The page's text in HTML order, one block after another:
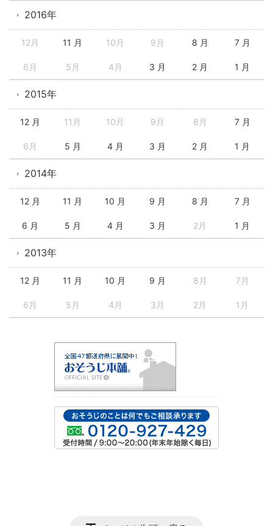
2016年
12月 11 月 10月 9月 8 月 7 月
6月 5月 4月 3 月 2 月 1 月
2015年
12 月 11月 10月 9月 8月 7 月
6月 5 月 4 月 3 月 2 月 1 月
2014年
12 月 11 月 10 月 9 月 8 月 7 月
6 月 5 月 4 月 3 月 2月 1 月
2013年
12 月 11 月 10 月 9 月 8月 7月
6月 5月 4月 3月 2月 1月